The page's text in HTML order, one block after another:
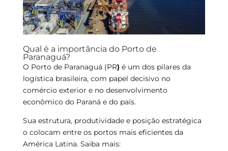
Qual é a importância do Porto de
Paranaguá?
O Porto de Paranaguá (PR) é um dos pilares da
logística brasileira, com papel decisivo no
comércio exterior e no desenvolvimento
econômico do Paraná e do país.
Sua estrutura, produtividade e posição estratégica
o colocam entre os portos mais eficientes da
América Latina. Saiba mais: